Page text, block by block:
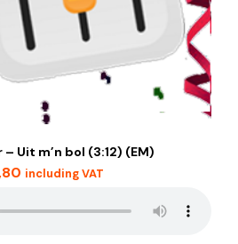
– Uit m’n bol (3:12) (EM)
including VAT